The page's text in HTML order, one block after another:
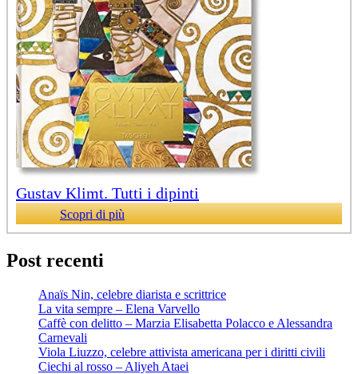
Gustav Klimt. Tutti i dipinti
Scopri di più
Post recenti
Anaïs Nin, celebre diarista e scrittrice
La vita sempre – Elena Varvello
Caffè con delitto – Marzia Elisabetta Polacco e Alessandra
Carnevali
Viola Liuzzo, celebre attivista americana per i diritti civili
Ciechi al rosso – Aliyeh Ataei